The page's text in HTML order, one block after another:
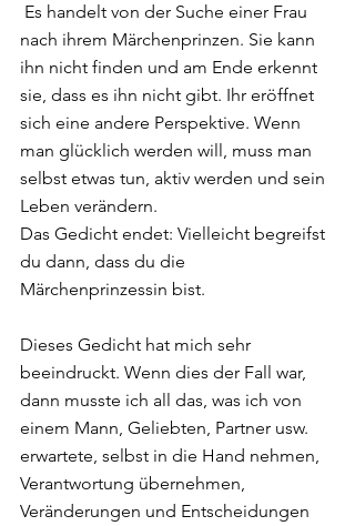
nach ihrem Märchenprinzen. Sie kann
ihn nicht finden und am Ende erkennt
sie, dass es ihn nicht gibt. Ihr eröffnet
sich eine andere Perspektive. Wenn
man glücklich werden will, muss man
selbst etwas tun, aktiv werden und sein
Leben verändern.
Das Gedicht endet: Vielleicht begreifst
du dann, dass du die
Märchenprinzessin bist.
Dieses Gedicht hat mich sehr
beeindruckt. Wenn dies der Fall war,
dann musste ich all das, was ich von
einem Mann, Geliebten, Partner usw.
erwartete, selbst in die Hand nehmen,
Verantwortung übernehmen,
Veränderungen und Entscheidungen